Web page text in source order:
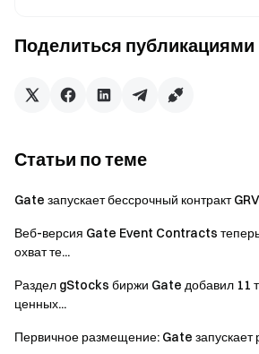
Торгуйте более 4,900
Начните действовать уже сейчас
Пригласите друзейи заработайте до
Посетите официальный сайт Gate
Загрузите приложение Gate |
Подпишитесь на нас в X (Twitter)
больше бонусов
Присоединяйтесь к нашему
Взаимодействуйте с нашим
Поделиться публикациями
Статьи по теме
Gate запускает бессрочный контракт
Веб-версия Gate Event Contracts
охват те...
Раздел gStocks биржи Gate добавил 11
ценных...
Первичное размещение: Gate запускает